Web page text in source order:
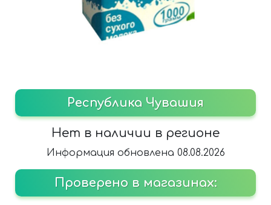
Республика Чувашия
Нет в наличии в регионе
Информация обновлена 08.08.2026
Проверено в магазинах: